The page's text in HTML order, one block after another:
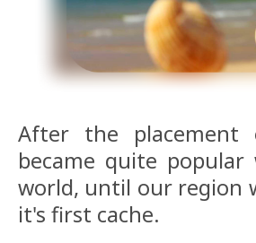
After the placement
became quite
world, until our region
it's first cache.